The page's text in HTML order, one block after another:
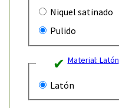
Niquel satinado
Pulido
Material: Latón
Latón